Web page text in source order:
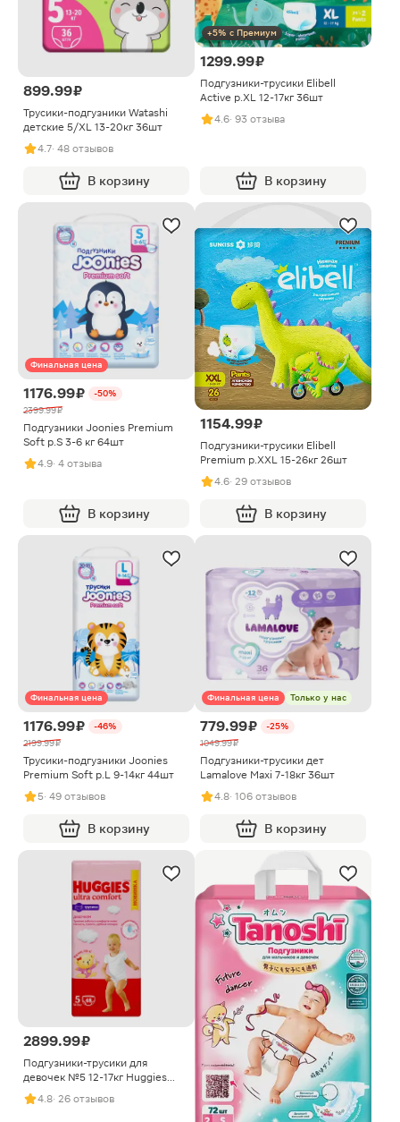
899.99 ₽
Трусики-подгузники Watashi
детские 5/XL 13-20кг 36шт
4.7· 48 отзывов
В корзину
+5% с Премиум
1299.99 ₽
Подгузники-трусики Elibell
Active р.XL 12-17кг 36шт
4.6· 93 отзыва
В корзину
Финальная цена
1176.99 ₽
-50%
2399.99 ₽
Подгузники Joonies Premium
Soft р.S 3-6 кг 64шт
4.9· 4 отзыва
В корзину
1154.99 ₽
Подгузники-трусики Elibell
Premium р.XXL 15-26кг 26шт
4.6· 29 отзывов
В корзину
Финальная цена
1176.99 ₽
-46%
2199.99 ₽
Трусики-подгузники Joonies
Premium Soft р.L 9-14кг 44шт
5· 49 отзывов
В корзину
Финальная цена Только у нас
779.99 ₽
-25%
1049.99 ₽
Подгузники-трусики дет
Lamalove Maxi 7-18кг 36шт
4.8· 106 отзывов
В корзину
2899.99 ₽
Подгузники-трусики для
девочек №5 12-17кг Huggies
48шт
4.8· 26 отзывов